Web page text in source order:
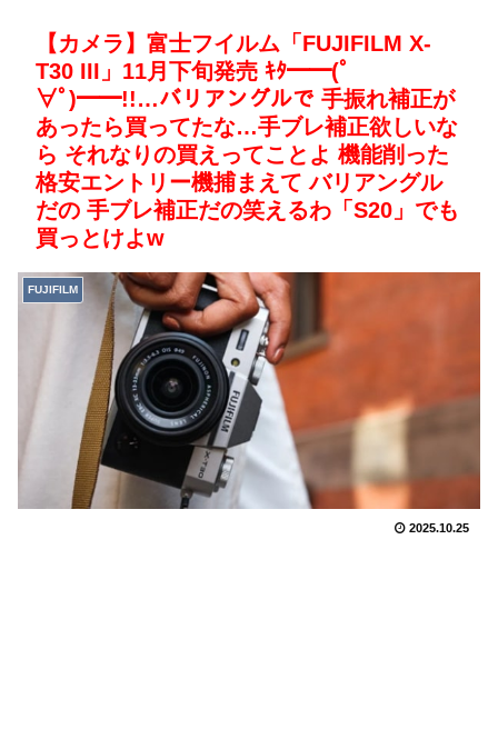
【カメラ】富士フイルム「FUJIFILM X-
T30 III」11月下旬発売 ｷﾀ━━(ﾟ
∀ﾟ)━━!!…バリアングルで 手振れ補正が
あったら買ってたな…手ブレ補正欲しいな
ら それなりの買えってことよ 機能削った
格安エントリー機捕まえて バリアングル
だの 手ブレ補正だの笑えるわ「S20」でも
買っとけよw
FUJIFILM
2025.10.25